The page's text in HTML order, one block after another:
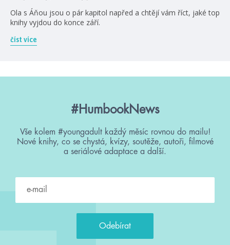
Ola s Áňou jsou o pár kapitol napřed a chtějí vám říct, jaké top
knihy vyjdou do konce září.
číst více
#HumbookNews
Vše kolem #youngadult každý měsíc rovnou do mailu!
Nové knihy, co se chystá, kvízy, soutěže, autoři, filmové
a seriálové adaptace a další.